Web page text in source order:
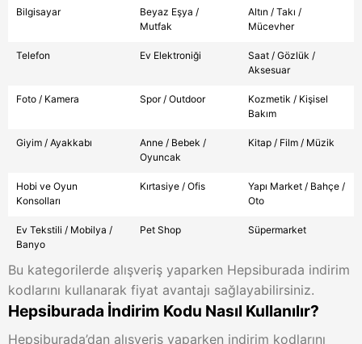
Bilgisayar
Beyaz Eşya /
Mutfak
Altın / Takı /
Mücevher
Telefon Ev Elektroniği
Saat / Gözlük /
Aksesuar
Foto / Kamera Spor / Outdoor
Kozmetik / Kişisel
Bakım
Giyim / Ayakkabı
Anne / Bebek /
Oyuncak
Kitap / Film / Müzik
Hobi ve Oyun
Konsolları
Kırtasiye / Ofis
Yapı Market / Bahçe /
Oto
Ev Tekstili / Mobilya /
Banyo
Pet Shop Süpermarket
Bu kategorilerde alışveriş yaparken Hepsiburada indirim
kodlarını kullanarak fiyat avantajı sağlayabilirsiniz.
Hepsiburada İndirim Kodu Nasıl Kullanılır?
Hepsiburada’dan alışveriş yaparken indirim kodlarını